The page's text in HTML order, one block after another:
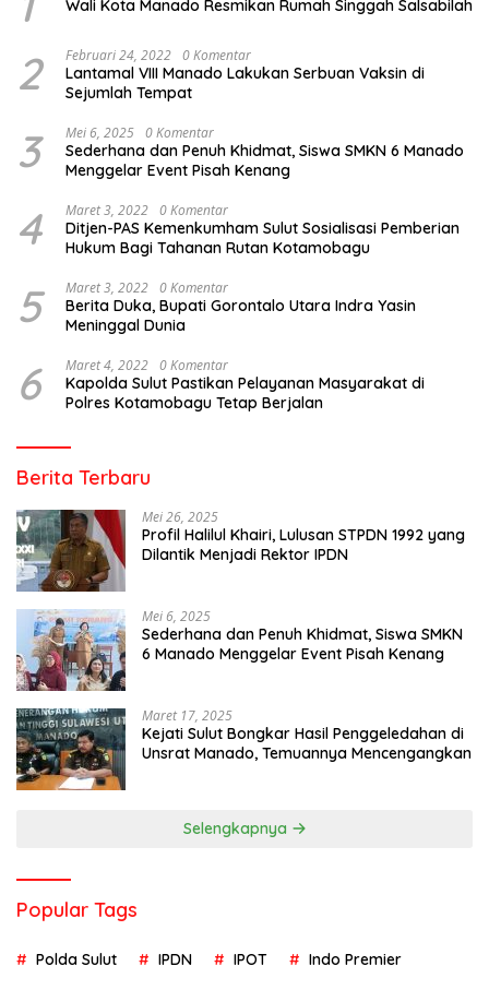
Wali Kota Manado Resmikan Rumah Singgah Salsabilah
2 Februari 24, 2022 0 Komentar
Lantamal VIII Manado Lakukan Serbuan Vaksin di
Sejumlah Tempat
3 Mei 6, 2025 0 Komentar
Sederhana dan Penuh Khidmat, Siswa SMKN 6 Manado
Menggelar Event Pisah Kenang
4 Maret 3, 2022 0 Komentar
Ditjen-PAS Kemenkumham Sulut Sosialisasi Pemberian
Hukum Bagi Tahanan Rutan Kotamobagu
5 Maret 3, 2022 0 Komentar
Berita Duka, Bupati Gorontalo Utara Indra Yasin
Meninggal Dunia
6 Maret 4, 2022 0 Komentar
Kapolda Sulut Pastikan Pelayanan Masyarakat di
Polres Kotamobagu Tetap Berjalan
Berita Terbaru
Mei 26, 2025
Profil Halilul Khairi, Lulusan STPDN 1992 yang
Dilantik Menjadi Rektor IPDN
Mei 6, 2025
Sederhana dan Penuh Khidmat, Siswa SMKN
6 Manado Menggelar Event Pisah Kenang
Maret 17, 2025
Kejati Sulut Bongkar Hasil Penggeledahan di
Unsrat Manado, Temuannya Mencengangkan
Selengkapnya
Popular Tags
Polda Sulut IPDN IPOT Indo Premier